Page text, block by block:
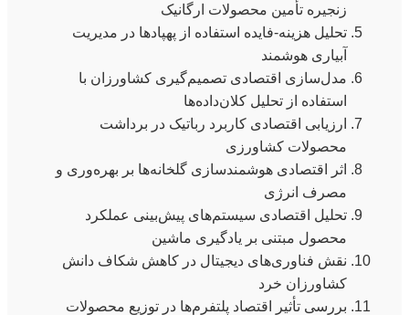
زنجیره تأمین محصولات ارگانیک
تحلیل هزینه-فایده استفاده از پهپادها در مدیریت
آبیاری هوشمند
مدل‌سازی اقتصادی تصمیم‌گیری کشاورزان با
استفاده از تحلیل کلان‌داده‌ها
ارزیابی اقتصادی کاربرد رباتیک در برداشت
محصولات کشاورزی
اثر اقتصادی هوشمندسازی گلخانه‌ها بر بهره‌وری و
مصرف انرژی
تحلیل اقتصادی سیستم‌های پیش‌بینی عملکرد
محصول مبتنی بر یادگیری ماشین
نقش فناوری‌های دیجیتال در کاهش شکاف دانش
کشاورزان خرد
بررسی تأثیر اقتصاد پلتفرم‌ها در توزیع محصولات